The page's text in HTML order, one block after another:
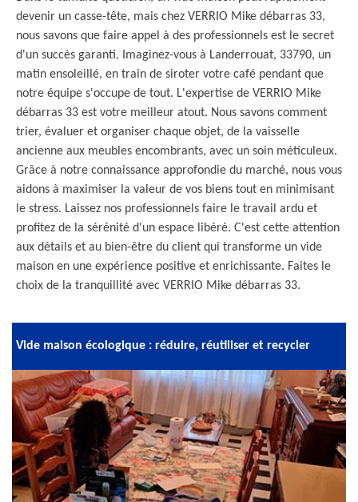
devenir un casse-tête, mais chez VERRIO Mike débarras 33,
nous savons que faire appel à des professionnels est le secret
d'un succès garanti. Imaginez-vous à Landerrouat, 33790, un
matin ensoleillé, en train de siroter votre café pendant que
notre équipe s'occupe de tout. L'expertise de VERRIO Mike
débarras 33 est votre meilleur atout. Nous savons comment
trier, évaluer et organiser chaque objet, de la vaisselle
ancienne aux meubles encombrants, avec un soin méticuleux.
Grâce à notre connaissance approfondie du marché, nous vous
aidons à maximiser la valeur de vos biens tout en minimisant
le stress. Laissez nos professionnels faire le travail ardu et
profitez de la sérénité d'un espace libéré. C'est cette attention
aux détails et au bien-être du client qui transforme un vide
maison en une expérience positive et enrichissante. Faites le
choix de la tranquillité avec VERRIO Mike débarras 33.
Vide maison écologique : réduire, réutiliser et recycler